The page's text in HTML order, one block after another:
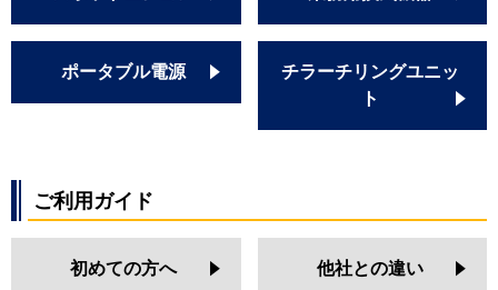
ポータブル電源
チラーチリングユニッ
ト
ご利用ガイド
初めての方へ 他社との違い